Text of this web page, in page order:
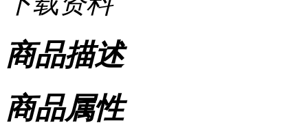
商品描述
商品属性